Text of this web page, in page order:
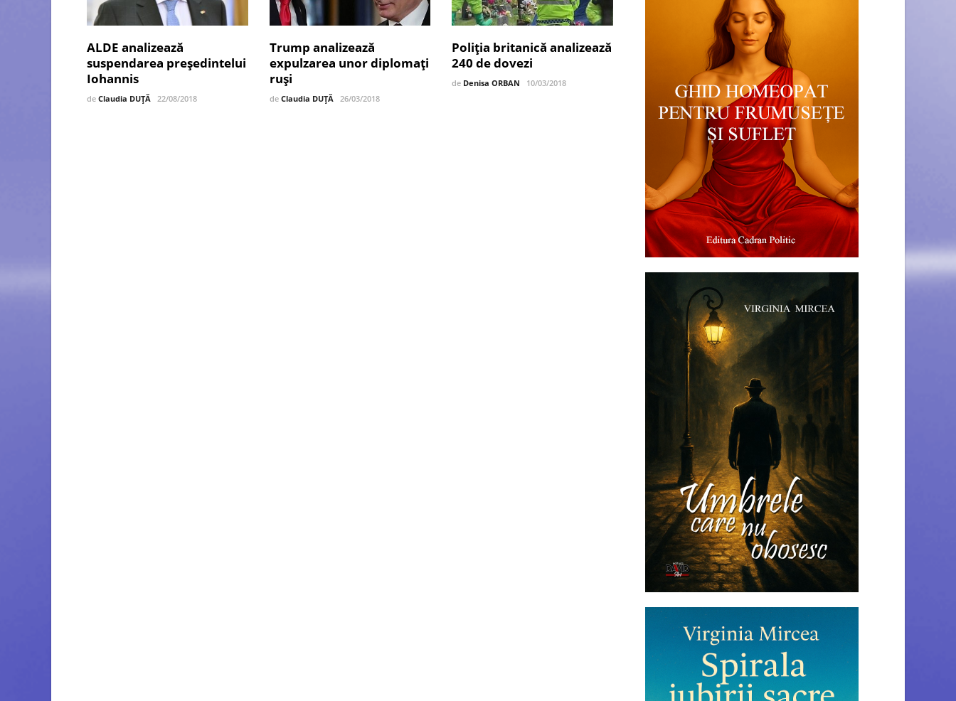
ALDE analizează
suspendarea președintelui
Iohannis
de Claudia DUȚĂ 22/08/2018
Trump analizează
expulzarea unor diplomați
ruși
de Claudia DUȚĂ 26/03/2018
Poliția britanică analizează
240 de dovezi
de Denisa ORBAN 10/03/2018